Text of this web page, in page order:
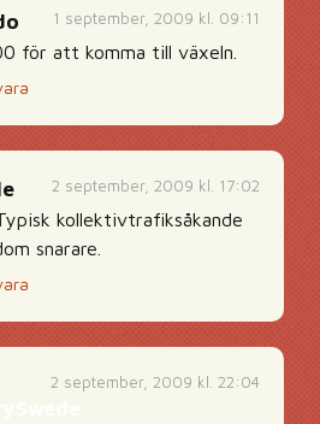
1 september, 2009 kl. 09:11
för att komma till växeln.
2 september, 2009 kl. 17:02
kollektivtrafiksåkande
snarare.
2 september, 2009 kl. 22:04